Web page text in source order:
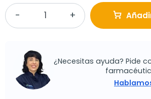
¿Necesitas ayuda? Pide